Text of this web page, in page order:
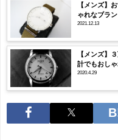
【メンズ】
ゃれなブラ
2021.12.13
【メンズ】
計でもおし
2020.4.29